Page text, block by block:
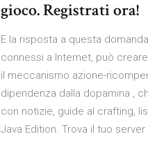
gioco. Registrati ora!
E la risposta a questa
connessi a Internet, può
il meccanismo azione-
dipendenza dalla dopamina ,
con notizie, guide al crafting,
Java Edition. Trova il tuo